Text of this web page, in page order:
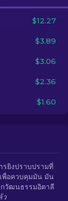
$12.27
$3.89
$3.06
$2.36
$1.60
ยิงปราบปรามที่
พื่อควบคุมมัน มัน
วัฒนธรรมอิตาลี
ว